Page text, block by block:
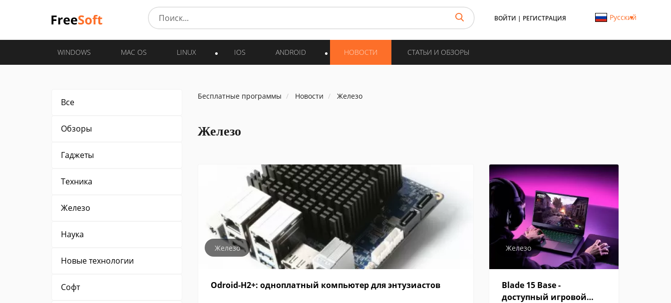
ВОЙТИ | РЕГИСТРАЦИЯ Русский
WINDOWS MAC OS LINUX IOS ANDROID НОВОСТИ СТАТЬИ И ОБЗОРЫ
Все
Обзоры
Гаджеты
Техника
Железо
Наука
Новые технологии
Cофт
Бесплатные программы Новости Железо
Железо
Железо
Odroid-H2+: одноплатный компьютер для энтузиастов
Железо
Blade 15 Base -
доступный игровой